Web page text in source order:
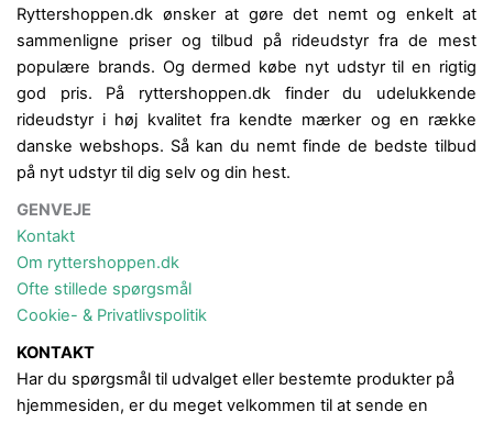
Ryttershoppen.dk ønsker at gøre det nemt og enkelt at
sammenligne priser og tilbud på rideudstyr fra de mest
populære brands. Og dermed købe nyt udstyr til en rigtig
god pris. På ryttershoppen.dk finder du udelukkende
rideudstyr i høj kvalitet fra kendte mærker og en række
danske webshops. Så kan du nemt finde de bedste tilbud
på nyt udstyr til dig selv og din hest.
GENVEJE
Kontakt
Om ryttershoppen.dk
Ofte stillede spørgsmål
Cookie- & Privatlivspolitik
KONTAKT
Har du spørgsmål til udvalget eller bestemte produkter på
hjemmesiden, er du meget velkommen til at sende en